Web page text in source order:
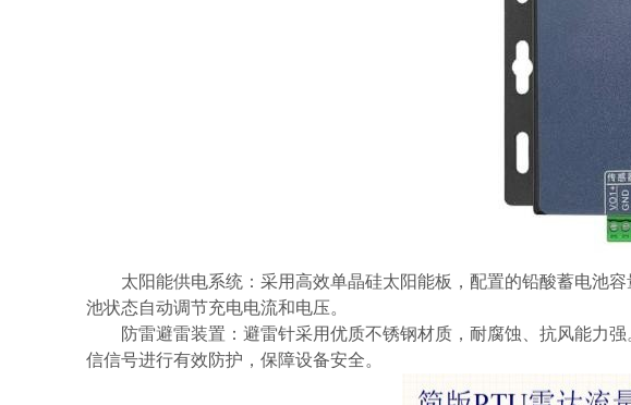
太阳能供电系统：采用高效单晶硅太阳能板，配置的铅酸蓄电池
池状态自动调节充电电流和电压。
防雷避雷装置：避雷针采用优质不锈钢材质，耐腐蚀、抗风能力
信信号进行有效防护，保障设备安全。